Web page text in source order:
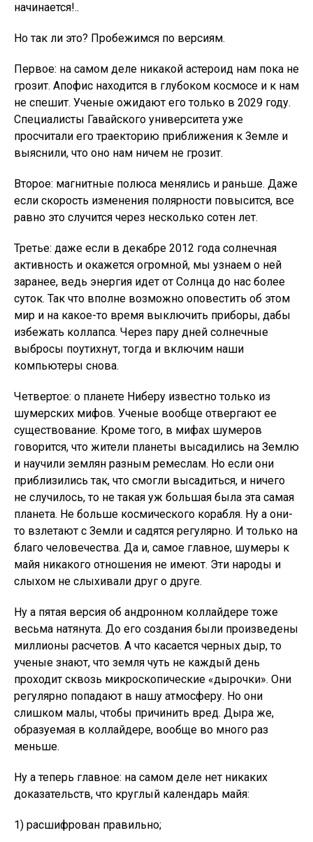
начинается!..
Но так ли это? Пробежимся по версиям.
Первое: на самом деле никакой астероид нам пока не
грозит. Апофис находится в глубоком космосе и к нам
не спешит. Ученые ожидают его только в 2029 году.
Специалисты Гавайского университета уже
просчитали его траекторию приближения к Земле и
выяснили, что оно нам ничем не грозит.
Второе: магнитные полюса менялись и раньше. Даже
если скорость изменения полярности повысится, все
равно это случится через несколько сотен лет.
Третье: даже если в декабре 2012 года солнечная
активность и окажется огромной, мы узнаем о ней
заранее, ведь энергия идет от Солнца до нас более
суток. Так что вполне возможно оповестить об этом
мир и на какое-то время выключить приборы, дабы
избежать коллапса. Через пару дней солнечные
выбросы поутихнут, тогда и включим наши
компьютеры снова.
Четвертое: о планете Ниберу известно только из
шумерских мифов. Ученые вообще отвергают ее
существование. Кроме того, в мифах шумеров
говорится, что жители планеты высадились на Землю
и научили землян разным ремеслам. Но если они
приблизились так, что смогли высадиться, и ничего
не случилось, то не такая уж большая была эта самая
планета. Не больше космического корабля. Ну а они-
то взлетают с Земли и садятся регулярно. И только на
благо человечества. Да и, самое главное, шумеры к
майя никакого отношения не имеют. Эти народы и
слыхом не слыхивали друг о друге.
Ну а пятая версия об андронном коллайдере тоже
весьма натянута. До его создания были произведены
миллионы расчетов. А что касается черных дыр, то
ученые знают, что земля чуть не каждый день
проходит сквозь микроскопические «дырочки». Они
регулярно попадают в нашу атмосферу. Но они
слишком малы, чтобы причинить вред. Дыра же,
образуемая в коллайдере, вообще во много раз
меньше.
Ну а теперь главное: на самом деле нет никаких
доказательств, что круглый календарь майя:
1) расшифрован правильно;